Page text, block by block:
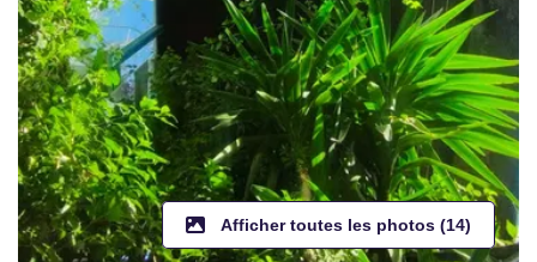
Afficher toutes les photos (14)